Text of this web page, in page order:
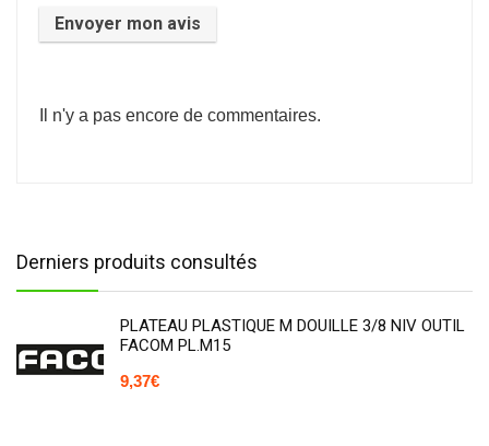
Il n'y a pas encore de commentaires.
Derniers produits consultés
PLATEAU PLASTIQUE M DOUILLE 3/8 NIV OUTIL
FACOM PL.M15
9,37€